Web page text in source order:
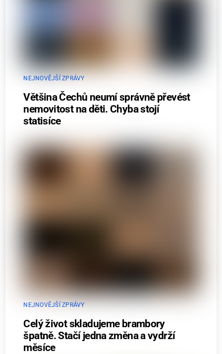
NEJNOVĚJŠÍ ZPRÁVY
Většina Čechů neumí správně převést
nemovitost na děti. Chyba stojí
statisíce
NEJNOVĚJŠÍ ZPRÁVY
Celý život skladujeme brambory
špatně. Stačí jedna změna a vydrží
měsíce